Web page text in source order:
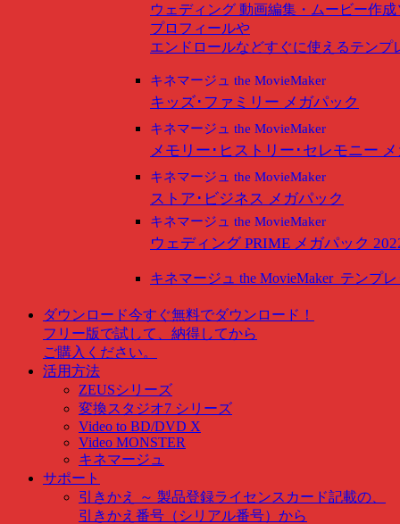
ウェディング 動画編集・ムービー作成
プロフィールや
エンドロールなどすぐに使えるテンプ
キネマージュ the MovieMaker
キッズ･ファミリー メガパック
キネマージュ the MovieMaker
メモリー･ヒストリー･セレモニー
キネマージュ the MovieMaker
ストア･ビジネス メガパック
キネマージュ the MovieMaker
ウェディング PRIME メガパック
キネマージュ the MovieMakerテンプ
ダウンロード今すぐ無料でダウンロード！
フリー版で試して、納得してから
ご購入ください。
活用方法
ZEUSシリーズ
変換スタジオ7 シリーズ
Video to BD/DVD X
Video MONSTER
キネマージュ
サポート
引きかえ ～ 製品登録ライセンスカード記載の、
引きかえ番号（シリアル番号）から